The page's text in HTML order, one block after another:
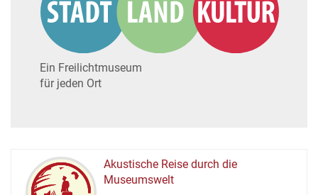
Ein Freilichtmuseum
für jeden Ort
Akustische Reise durch die
Museumswelt